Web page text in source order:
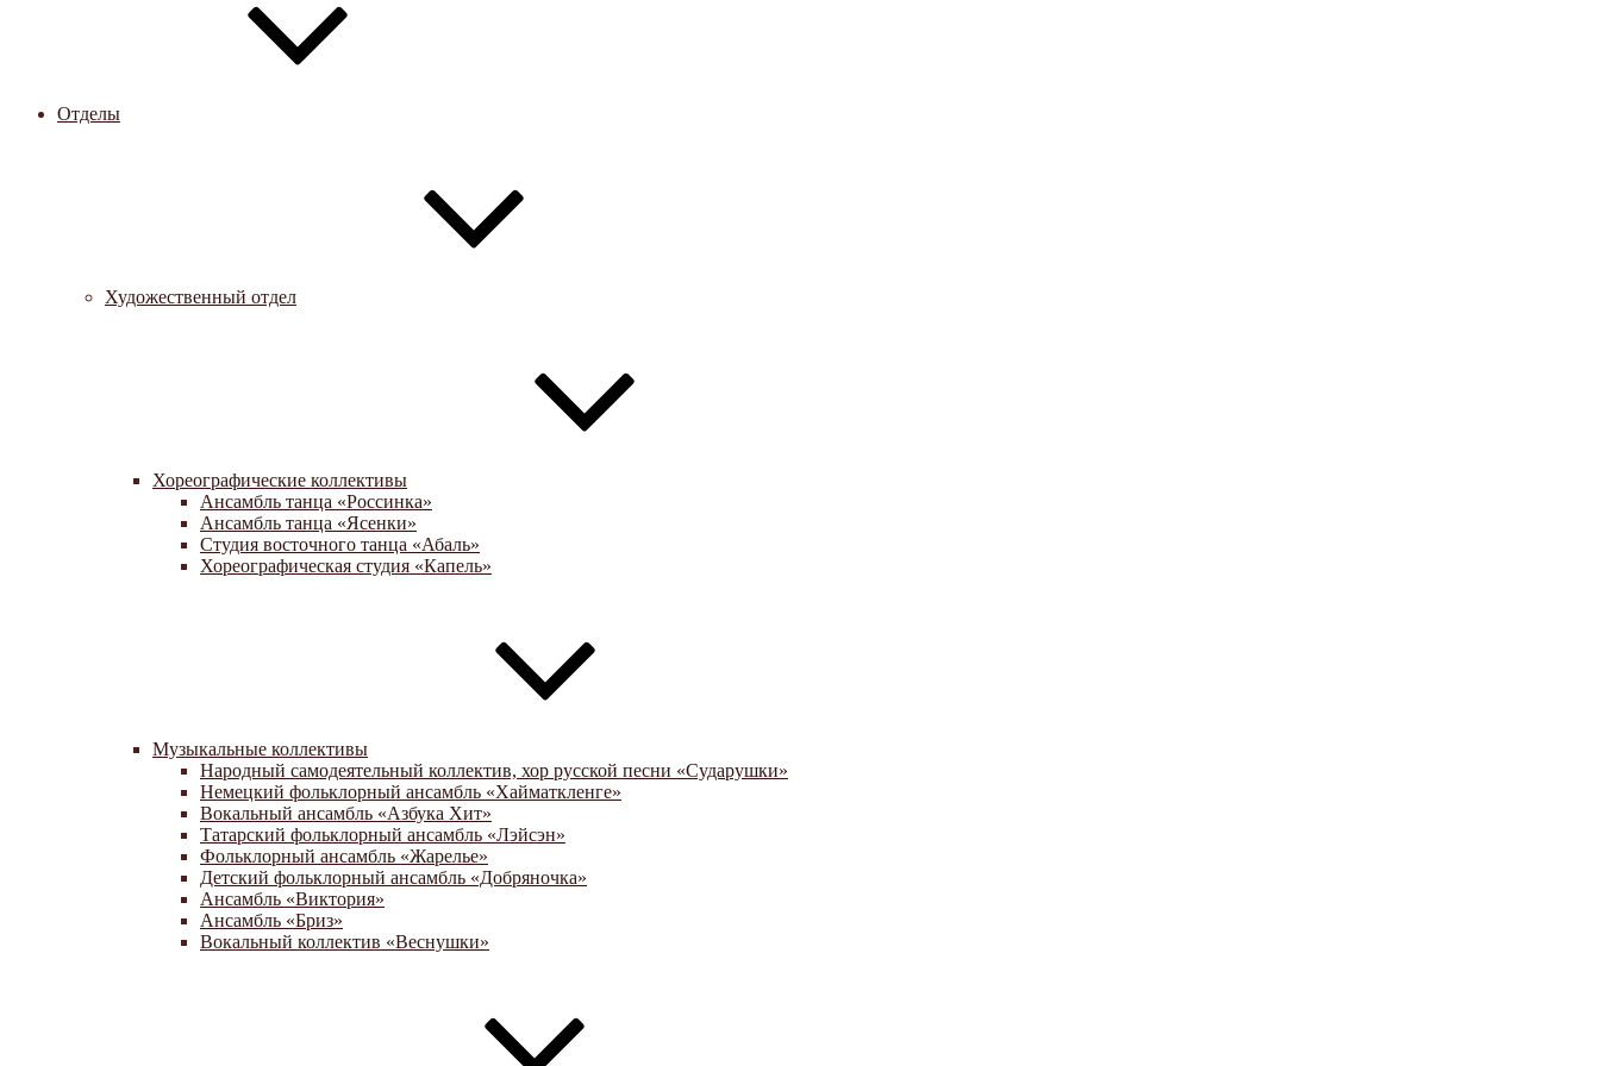
Отделы
Художественный отдел
Хореографические коллективы
Ансамбль танца «Россинка»
Ансамбль танца «Ясенки»
Студия восточного танца «Абаль»
Хореографическая студия «Капель»
Музыкальные коллективы
Народный самодеятельный коллектив, хор русской песни «Сударушки»
Немецкий фольклорный ансамбль «Хайматкленге»
Вокальный ансамбль «Азбука Хит»
Татарский фольклорный ансамбль «Лэйсэн»
Фольклорный ансамбль «Жарелье»
Детский фольклорный ансамбль «Добряночка»
Ансамбль «Виктория»
Ансамбль «Бриз»
Вокальный коллектив «Веснушки»